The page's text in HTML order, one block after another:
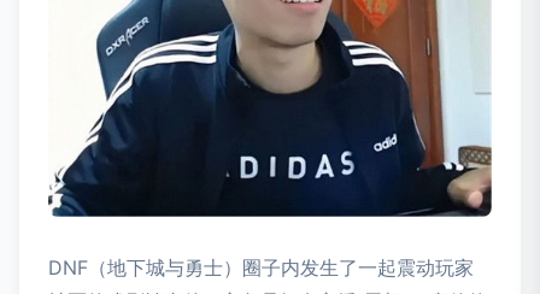
DNF（地下城与勇士）圈子内发生了一起震动玩家